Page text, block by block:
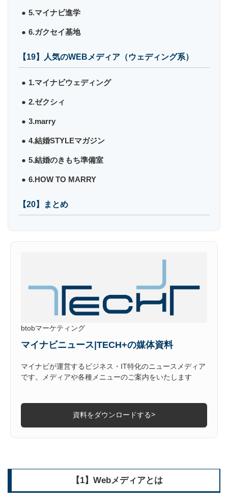
5.マイナビ進学
6.ガクセイ基地
【19】人気のWEBメディア（ウェディング系）
1.マイナビウェディング
2.ゼクシィ
3.marry
4.結婚STYLEマガジン
5.結婚のきもち準備室
6.HOW TO MARRY
【20】まとめ
btobマーケティング
マイナビニュース|TECH+の媒体資料
マイナビが運営するビジネス・IT特化のニュースメディア
です。メディアや各種メニューのご案内をいたします
資料をダウンロードする>
【1】Webメディアとは